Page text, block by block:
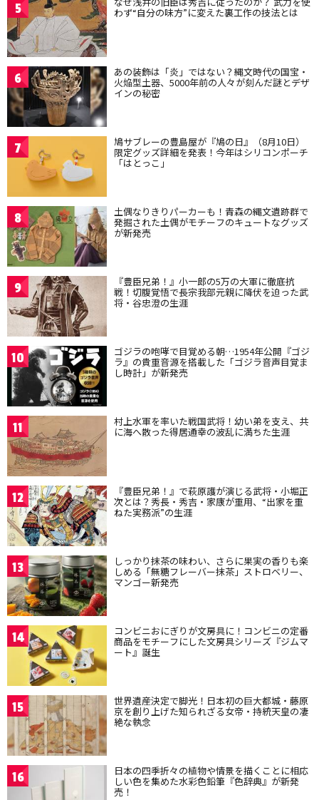
5 わず“自分の味方”に変えた裏工作の技法とは
6 あの装飾は「炎」ではない？縄文時代の国宝・
火焔型土器、5000年前の人々が刻んだ謎とデザ
インの秘密
7 鳩サブレーの豊島屋が『鳩の日』（8月10日）
限定グッズ詳細を発表！今年はシリコンポーチ
「はとっこ」
8 土偶なりきりパーカーも！青森の縄文遺跡群で
発掘された土偶がモチーフのキュートなグッズ
が新発売
9 『豊臣兄弟！』小一郎の5万の大軍に徹底抗
戦！切腹覚悟で長宗我部元親に降伏を迫った武
将・谷忠澄の生涯
10 ゴジラの咆哮で目覚める朝…1954年公開『ゴジ
ラ』の貴重音源を搭載した「ゴジラ音声目覚ま
し時計」が新発売
11 村上水軍を率いた戦国武将！幼い弟を支え、共
に海へ散った得居通幸の波乱に満ちた生涯
12 『豊臣兄弟！』で萩原護が演じる武将・小堀正
次とは？秀長・秀吉・家康が重用、“出家を重
ねた実務派”の生涯
13 しっかり抹茶の味わい、さらに果実の香りも楽
しめる「無糖フレーバー抹茶」ストロベリー、
マンゴー新発売
14 コンビニおにぎりが文房具に！コンビニの定番
商品をモチーフにした文房具シリーズ『ジムマ
ート』誕生
15 世界遺産決定で脚光！日本初の巨大都城・藤原
京を創り上げた知られざる女帝・持統天皇の凄
絶な執念
16 日本の四季折々の植物や情景を描くことに相応
しい色を集めた水彩色鉛筆『色辞典』が新発
売！